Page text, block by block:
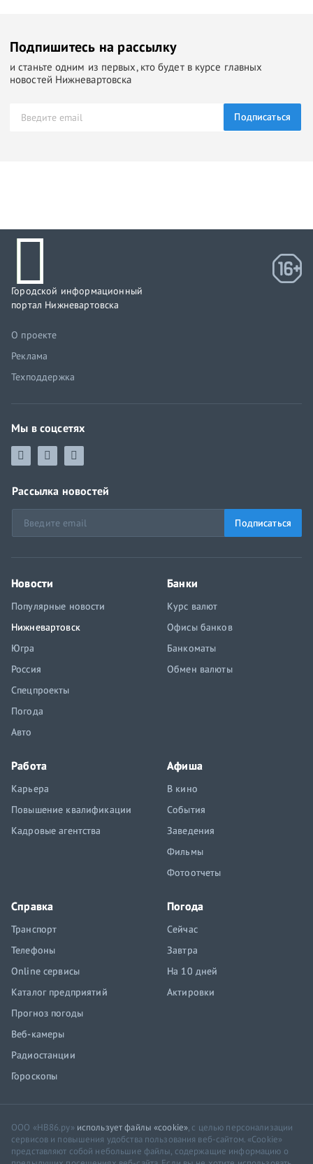
Подпишитесь на рассылку
и станьте одним из первых, кто будет в курсе главных
новостей Нижневартовска
Подписаться
Городской информационный
портал Нижневартовска
О проекте
Реклама
Техподдержка
Мы в соцсетях
Рассылка новостей
Подписаться
Новости
Популярные новости
Нижневартовск
Югра
Россия
Спецпроекты
Погода
Авто
Банки
Курс валют
Офисы банков
Банкоматы
Обмен валюты
Работа
Карьера
Повышение квалификации
Кадровые агентства
Афиша
В кино
События
Заведения
Фильмы
Фотоотчеты
Справка
Транспорт
Телефоны
Online сервисы
Каталог предприятий
Прогноз погоды
Веб-камеры
Радиостанции
Гороскопы
Погода
Сейчас
Завтра
На 10 дней
Актировки
ООО «НВ86.ру» использует файлы «cookie», с целью персонализации
сервисов и повышения удобства пользования веб-сайтом. «Cookie»
представляют собой небольшие файлы, содержащие информацию о